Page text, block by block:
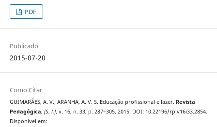
PDF
Publicado
2015-07-20
Como Citar
GUIMARÃES, A. V.; ARANHA, A. V. S. Educação profissional e lazer. Revista
Pedagógica, [S. l.], v. 16, n. 33, p. 287–305, 2015. DOI: 10.22196/rp.v16i33.2854.
Disponível em: